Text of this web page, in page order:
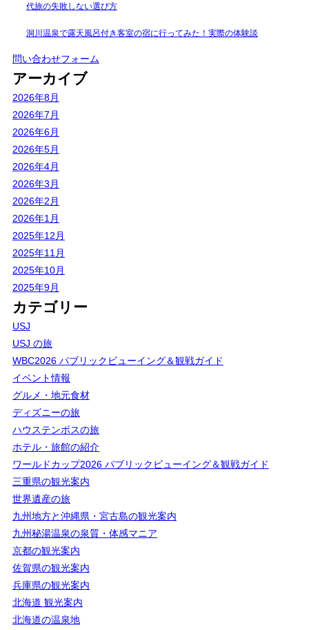
代旅の失敗しない選び方
洞川温泉で露天風呂付き客室の宿に行ってみた！実際の体験談
問い合わせフォーム
アーカイブ
2026年8月
2026年7月
2026年6月
2026年5月
2026年4月
2026年3月
2026年2月
2026年1月
2025年12月
2025年11月
2025年10月
2025年9月
カテゴリー
USJ
USJ の旅
WBC2026 パブリックビューイング＆観戦ガイド
イベント情報
グルメ・地元食材
ディズニーの旅
ハウステンボスの旅
ホテル・旅館の紹介
ワールドカップ2026 パブリックビューイング＆観戦ガイド
三重県の観光案内
世界遺産の旅
九州地方と沖縄県・宮古島の観光案内
九州秘湯温泉の泉質・体感マニア
京都の観光案内
佐賀県の観光案内
兵庫県の観光案内
北海道 観光案内
北海道の温泉地